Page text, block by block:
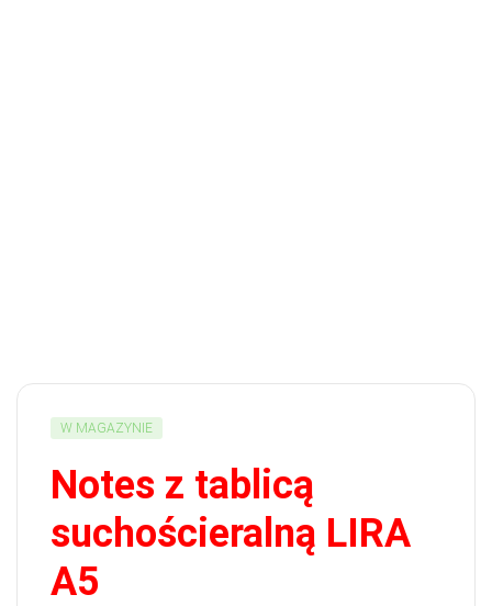
W MAGAZYNIE
Notes z tablicą
suchościeralną LIRA
A5